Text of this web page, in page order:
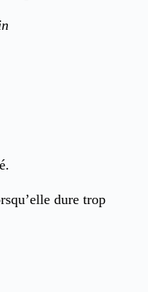
dure trop